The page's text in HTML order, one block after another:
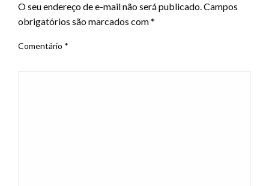
O seu endereço de e-mail não será publicado.Campos
obrigatórios são marcados com*
Comentário *